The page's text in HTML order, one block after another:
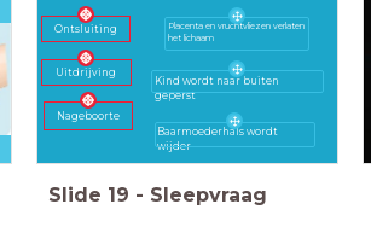
Ontsluiting
Uitdrijving
Nageboorte
Baarmoederhals wordt
wijder
Kind wordt naar buiten
geperst
Placenta en vruchtvliezen verlaten
het lichaam
Slide 19 - Sleepvraag